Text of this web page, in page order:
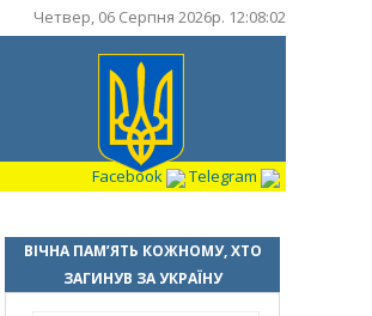
Четвер, 06 Серпня 2026р. 12:08:03
Facebook
Telegram
ВІЧНА ПАМ’ЯТЬ КОЖНОМУ, ХТО
ЗАГИНУВ ЗА УКРАЇНУ